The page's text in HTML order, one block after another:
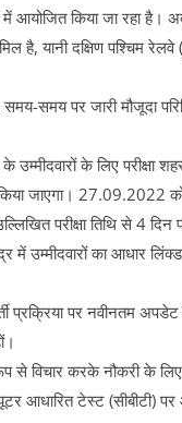
में आयोजित किया जा रहा
है, यानी दक्षिण पश्चिम
समय पर जारी मौजूदा
के लिए परीक्षा
जाएगा। 27.09.2022
परीक्षा तिथि से 4
में उम्मीदवारों का आधार
प्रक्रिया पर नवीनतम
विचार करके नौकरी के लिए
टेस्ट (सीबीटी) पर